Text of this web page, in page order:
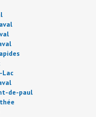
Lac
de-paul